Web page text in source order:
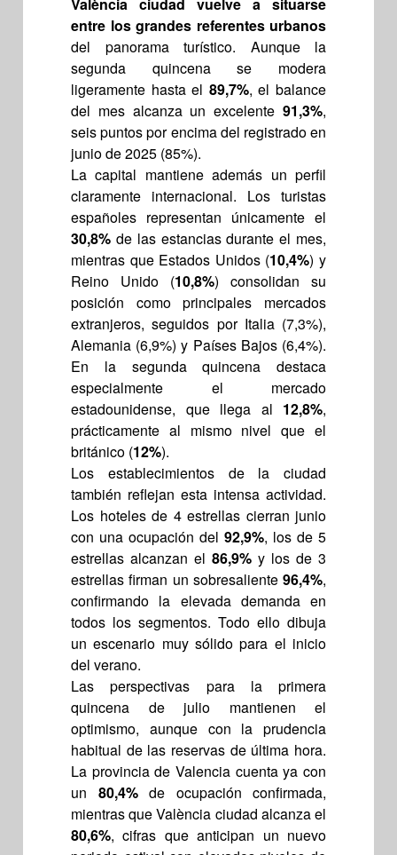
entre los grandes referentes urbanos
del panorama turístico. Aunque la
segunda quincena se modera
ligeramente hasta el 89,7%, el balance
del mes alcanza un excelente 91,3%,
seis puntos por encima del registrado en
junio de 2025 (85%).
La capital mantiene además un perfil
claramente internacional. Los turistas
españoles representan únicamente el
30,8% de las estancias durante el mes,
mientras que Estados Unidos (10,4%) y
Reino Unido (10,8%) consolidan su
posición como principales mercados
extranjeros, seguidos por Italia (7,3%),
Alemania (6,9%) y Países Bajos (6,4%).
En la segunda quincena destaca
especialmente el mercado
estadounidense, que llega al 12,8%,
prácticamente al mismo nivel que el
británico (12%).
Los establecimientos de la ciudad
también reflejan esta intensa actividad.
Los hoteles de 4 estrellas cierran junio
con una ocupación del 92,9%, los de 5
estrellas alcanzan el 86,9% y los de 3
estrellas firman un sobresaliente 96,4%,
confirmando la elevada demanda en
todos los segmentos. Todo ello dibuja
un escenario muy sólido para el inicio
del verano.
Las perspectivas para la primera
quincena de julio mantienen el
optimismo, aunque con la prudencia
habitual de las reservas de última hora.
La provincia de Valencia cuenta ya con
un 80,4%de ocupación confirmada,
mientras que València ciudad alcanza el
80,6%, cifras que anticipan un nuevo